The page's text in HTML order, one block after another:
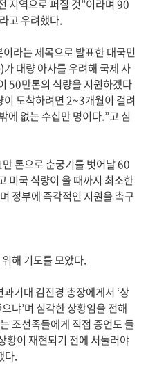
지역으로 퍼질 것”이라며 90
고 우려했다.
라는 제목으로 발표한 대국민
대량 아사를 우려해 국제 사
50만톤의 식량을 지원하겠다
도착하려면 2~3개월이 걸려
에 없는 수십만 명이다.”고 심
톤으로 춘궁기를 벗어날 60
미국 식량이 올 때까지 최소한
정부에 즉각적인 지원을 촉구
해 기도를 모았다.
기대 김진경 총장에게서 ‘상
냐’며 심각한 상황임을 전해
조선족들에게 직접 증언도 들
황이 재현되기 전에 서둘러야
다.